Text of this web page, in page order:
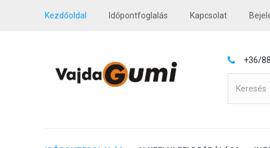
Kezdőoldal Időpontfoglalás Kapcsolat
+36/